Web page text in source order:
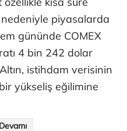
piyasalarda
gününde COMEX
4 bin 242 dolar
istihdam verisinin
yükseliş eğilimine